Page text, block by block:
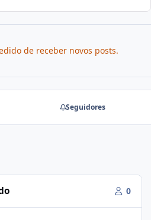
de receber novos posts.
Seguidores
0